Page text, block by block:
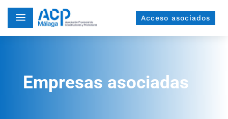
a Acceso asociados
Empresas asociadas